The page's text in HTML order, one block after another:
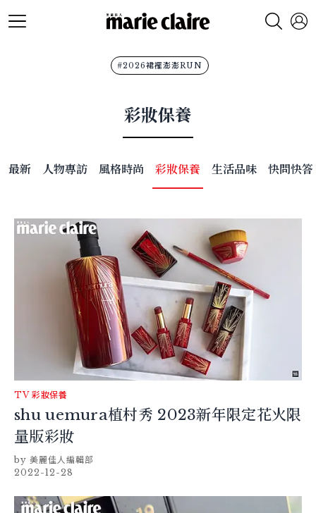
#2026裙襬澎澎RUN
彩妝保養
最新 人物專訪 風格時尚 彩妝保養 生活品味 快問快答
TV 彩妝保養
shu uemura植村秀 2023新年限定花火限
量版彩妝
美麗佳人編輯部
2022-12-28